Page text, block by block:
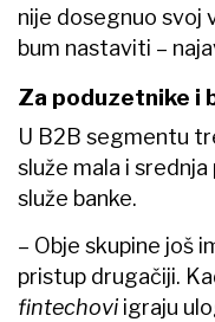
nije dosegnuo svoj
bum nastaviti –
Za poduzetnike i
U B2B segmentu
služe mala i srednja
služe banke.
– Obje skupine još
pristup drugačiji.
fintechovi igraju